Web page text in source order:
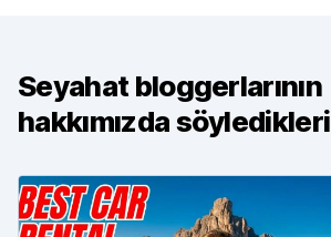
Seyahat bloggerlarının
hakkımızda söyledikleri